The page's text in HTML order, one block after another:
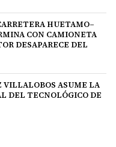
HUETAMO–
CON CAMIONETA
DESAPARECE DEL
ASUME LA
DEL TECNOLÓGICO DE